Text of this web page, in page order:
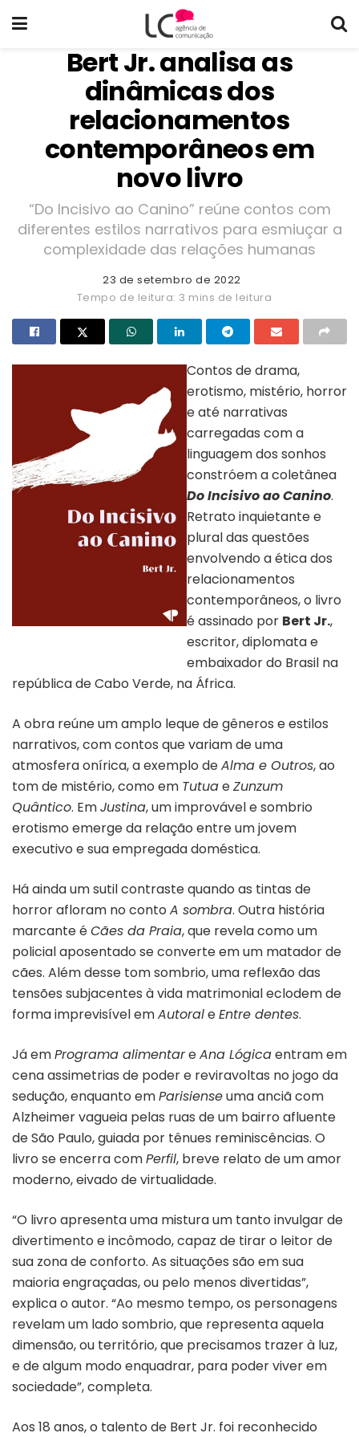
Bert Jr. analisa as
dinâmicas dos
relacionamentos
contemporâneos em
novo livro
“Do Incisivo ao Canino” reúne contos com
diferentes estilos narrativos para esmiuçar a
complexidade das relações humanas
23 de setembro de 2022
Tempo de leitura: 3 mins de leitura
Contos de drama,
erotismo, mistério, horror
e até narrativas
carregadas com a
linguagem dos sonhos
constróem a coletânea
Do Incisivo ao Canino.
Retrato inquietante e
plural das questões
envolvendo a ética dos
relacionamentos
contemporâneos, o livro
é assinado por Bert Jr.,
escritor, diplomata e
embaixador do Brasil na
república de Cabo Verde, na África.
A obra reúne um amplo leque de gêneros e estilos
narrativos, com contos que variam de uma
atmosfera onírica, a exemplo deAlma e Outros, ao
tom de mistério, como em TutuaeZunzum
Quântico. EmJustina, um improvável e sombrio
erotismo emerge da relação entre um jovem
executivo e sua empregada doméstica.
Há ainda um sutil contraste quando as tintas de
horror afloram no conto A sombra. Outra história
marcante éCães da Praia, que revela como um
policial aposentado se converte em um matador de
cães. Além desse tom sombrio, uma reflexão das
tensões subjacentes à vida matrimonial eclodem de
forma imprevisível emAutoraleEntre dentes.
Já emPrograma alimentareAna Lógicaentram em
cena assimetrias de poder e reviravoltas no jogo da
sedução, enquanto emParisienseuma anciã com
Alzheimer vagueia pelas ruas de um bairro afluente
de São Paulo, guiada por tênues reminiscências. O
livro se encerra comPerfil, breve relato de um amor
moderno, eivado de virtualidade.
“O livro apresenta uma mistura um tanto invulgar de
divertimento e incômodo, capaz de tirar o leitor de
sua zona de conforto. As situações são em sua
maioria engraçadas, ou pelo menos divertidas”,
explica o autor. “Ao mesmo tempo, os personagens
revelam um lado sombrio, que representa aquela
dimensão, ou território, que precisamos trazer à luz,
e de algum modo enquadrar, para poder viver em
sociedade”, completa.
Aos 18 anos, o talento de Bert Jr. foi reconhecido